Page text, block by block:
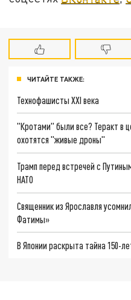
ЧИТАЙТЕ ТАКЖЕ:
Технофашисты XXI века
"Кротами" были все? Теракт в
охотятся "живые дроны"
Трамп перед встречей с
НАТО
Священник из Ярославля
Фатимы»
В Японии раскрыта тайна 150-